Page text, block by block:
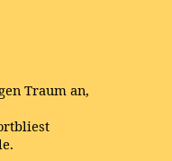
Traum an,